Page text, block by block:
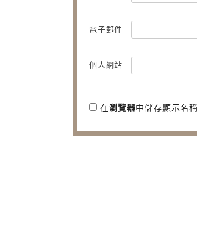
電子郵件
個人網站
在瀏覽器中儲存顯示名